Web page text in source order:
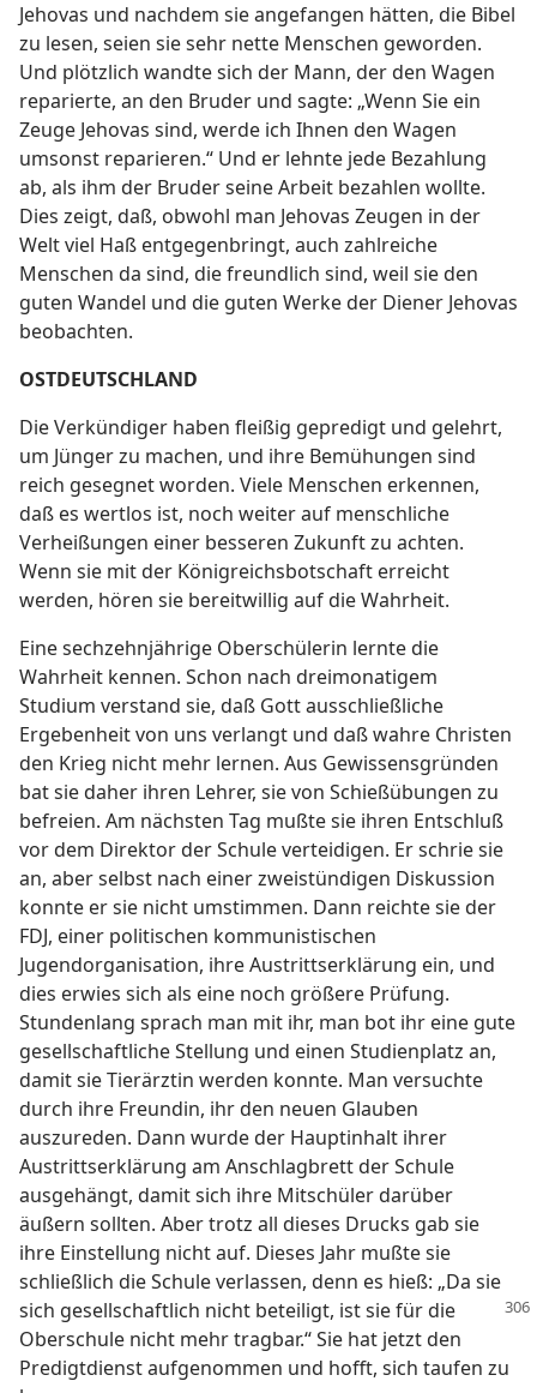
Jehovas und nachdem sie angefangen hätten, die Bibel
zu lesen, seien sie sehr nette Menschen geworden.
Und plötzlich wandte sich der Mann, der den Wagen
reparierte, an den Bruder und sagte: „Wenn Sie ein
Zeuge Jehovas sind, werde ich Ihnen den Wagen
umsonst reparieren.“ Und er lehnte jede Bezahlung
ab, als ihm der Bruder seine Arbeit bezahlen wollte.
Dies zeigt, daß, obwohl man Jehovas Zeugen in der
Welt viel Haß entgegenbringt, auch zahlreiche
Menschen da sind, die freundlich sind, weil sie den
guten Wandel und die guten Werke der Diener Jehovas
beobachten.
OSTDEUTSCHLAND
Die Verkündiger haben fleißig gepredigt und gelehrt,
um Jünger zu machen, und ihre Bemühungen sind
reich gesegnet worden. Viele Menschen erkennen,
daß es wertlos ist, noch weiter auf menschliche
Verheißungen einer besseren Zukunft zu achten.
Wenn sie mit der Königreichsbotschaft erreicht
werden, hören sie bereitwillig auf die Wahrheit.
Eine sechzehnjährige Oberschülerin lernte die
Wahrheit kennen. Schon nach dreimonatigem
Studium verstand sie, daß Gott ausschließliche
Ergebenheit von uns verlangt und daß wahre Christen
den Krieg nicht mehr lernen. Aus Gewissensgründen
bat sie daher ihren Lehrer, sie von Schießübungen zu
befreien. Am nächsten Tag mußte sie ihren Entschluß
vor dem Direktor der Schule verteidigen. Er schrie sie
an, aber selbst nach einer zweistündigen Diskussion
konnte er sie nicht umstimmen. Dann reichte sie der
FDJ, einer politischen kommunistischen
Jugendorganisation, ihre Austrittserklärung ein, und
dies erwies sich als eine noch größere Prüfung.
Stundenlang sprach man mit ihr, man bot ihr eine gute
gesellschaftliche Stellung und einen Studienplatz an,
damit sie Tierärztin werden konnte. Man versuchte
durch ihre Freundin, ihr den neuen Glauben
auszureden. Dann wurde der Hauptinhalt ihrer
Austrittserklärung am Anschlagbrett der Schule
ausgehängt, damit sich ihre Mitschüler darüber
äußern sollten. Aber trotz all dieses Drucks gab sie
ihre Einstellung nicht auf. Dieses Jahr mußte sie
schließlich die Schule verlassen, denn es hieß: „Da sie
sich gesellschaftlich nicht beteiligt, ist sie für die
Oberschule nicht mehr tragbar.“ Sie hat jetzt den
Predigtdienst aufgenommen und hofft, sich taufen zu